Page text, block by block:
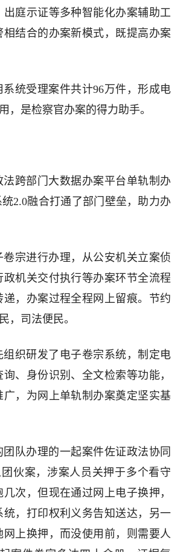
庭示证等多种智能化办案辅助工
结合的办案新模式，既提高办案
统受理案件共计96万件，形成电
，是检察官办案的得力助手。
跨部门大数据办案平台单轨制办
2.0融合打通了部门壁垒，助力办
宗进行办理，从公安机关立案侦
机关交付执行等办案环节全流程
，办案过程全程网上留痕。节约
，司法便民。
织研发了电子卷宗系统，制定电
、身份识别、全文检索等功能，
，为网上单轨制办案奠定坚实基
队办理的一起案件佐证政法协同
伙案，涉案人员关押于多个看守
次，但现在通过网上电子换押，
，打印权利义务告知送达，另一
上换押，而没使用前，则需要人